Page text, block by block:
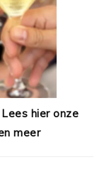
hier onze
meer